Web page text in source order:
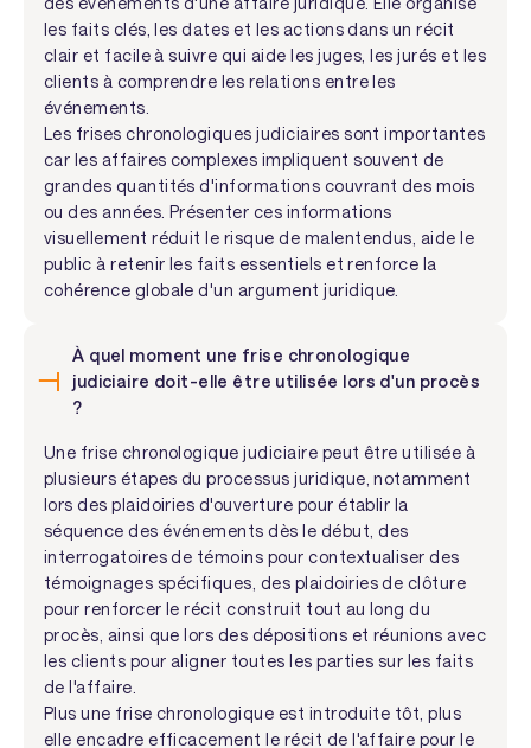
les faits clés, les dates et les actions dans un récit
clair et facile à suivre qui aide les juges, les jurés et les
clients à comprendre les relations entre les
événements.
Les frises chronologiques judiciaires sont importantes
car les affaires complexes impliquent souvent de
grandes quantités d'informations couvrant des mois
ou des années. Présenter ces informations
visuellement réduit le risque de malentendus, aide le
public à retenir les faits essentiels et renforce la
cohérence globale d'un argument juridique.
À quel moment une frise chronologique
judiciaire doit-elle être utilisée lors d'un procès
?
Une frise chronologique judiciaire peut être utilisée à
plusieurs étapes du processus juridique, notamment
lors des plaidoiries d'ouverture pour établir la
séquence des événements dès le début, des
interrogatoires de témoins pour contextualiser des
témoignages spécifiques, des plaidoiries de clôture
pour renforcer le récit construit tout au long du
procès, ainsi que lors des dépositions et réunions avec
les clients pour aligner toutes les parties sur les faits
de l'affaire.
Plus une frise chronologique est introduite tôt, plus
elle encadre efficacement le récit de l'affaire pour le